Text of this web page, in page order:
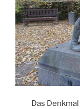
Das